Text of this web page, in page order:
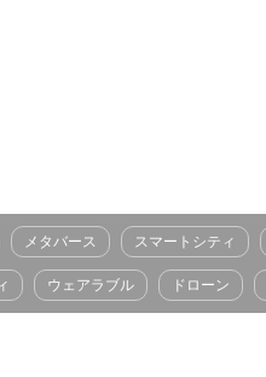
メタバース スマートシティ
ウェアラブル ドローン